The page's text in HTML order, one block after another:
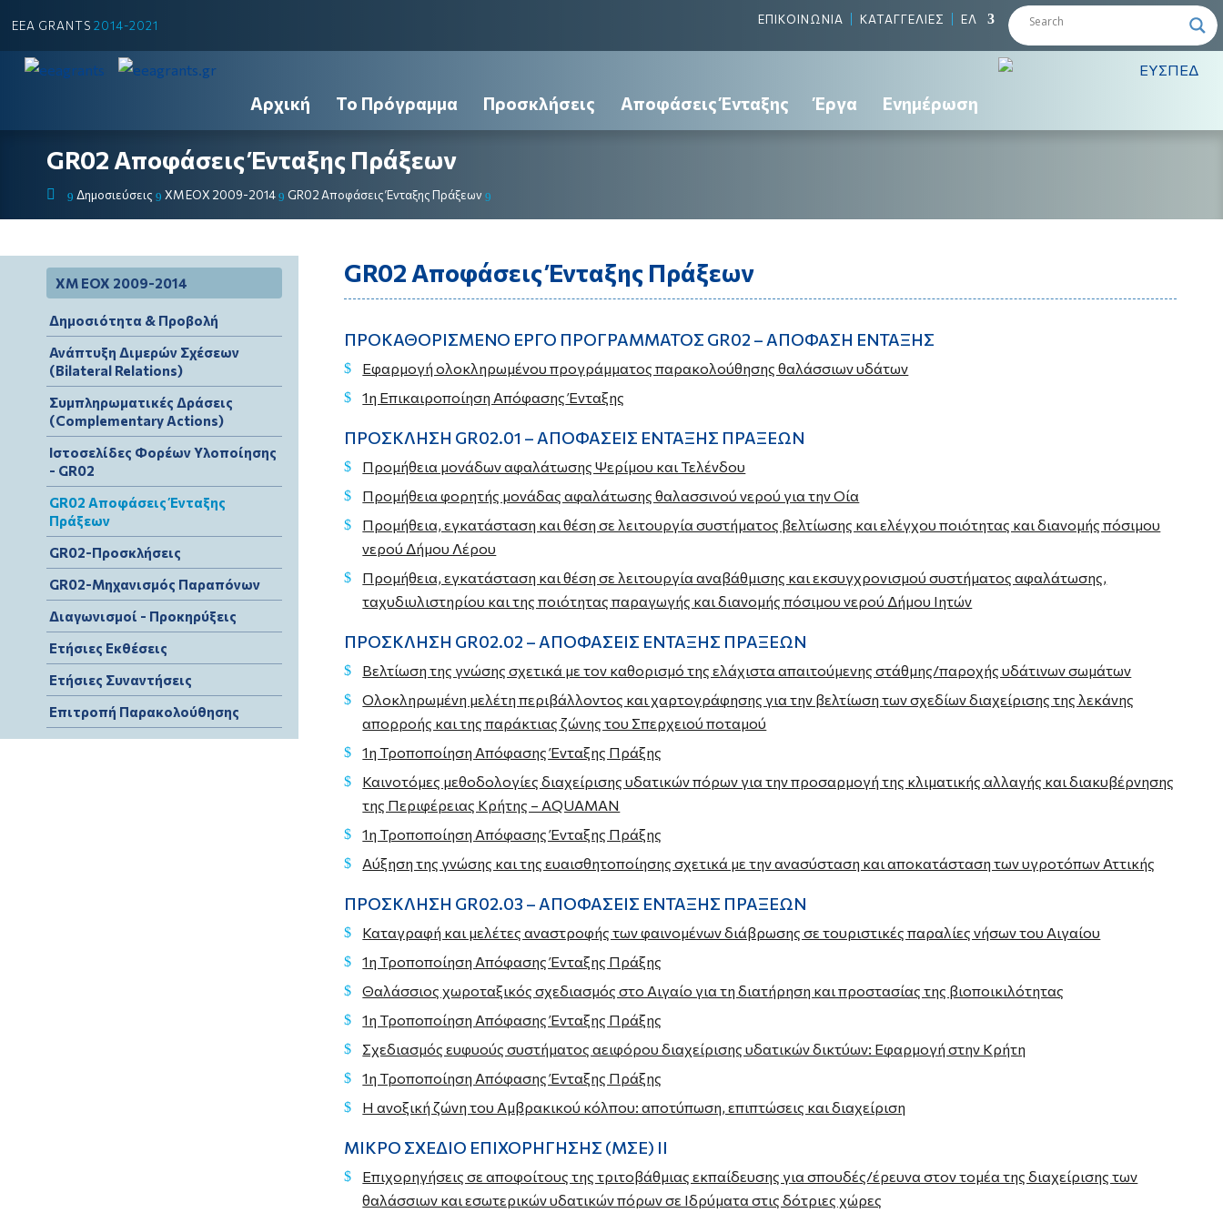
EEA GRANTS2014-2021 ΕΠΙΚΟΙΝΩΝΙΑ ΚΑΤΑΓΓΕΛΙΕΣ ΕΛ
Αρχική Το Πρόγραμμα Προσκλήσεις Αποφάσεις Ένταξης Έργα Ενημέρωση
GR02 Αποφάσεις Ένταξης Πράξεων
9 Δημοσιεύσεις 9 ΧΜ ΕΟΧ 2009-2014 9 GR02 Αποφάσεις Ένταξης Πράξεων 9
ΧΜ ΕΟΧ 2009-2014
Δημοσιότητα & Προβολή
Ανάπτυξη Διμερών Σχέσεων
(Bilateral Relations)
Συμπληρωματικές Δράσεις
(Complementary Actions)
Ιστοσελίδες Φορέων Υλοποίησης
- GR02
GR02 Αποφάσεις Ένταξης
Πράξεων
GR02-Προσκλήσεις
GR02-Μηχανισμός Παραπόνων
Διαγωνισμοί - Προκηρύξεις
Ετήσιες Εκθέσεις
Ετήσιες Συναντήσεις
Επιτροπή Παρακολούθησης
GR02 Αποφάσεις Ένταξης Πράξεων
ΠΡΟΚΑΘΟΡΙΣΜΕΝΟ ΕΡΓΟ ΠΡΟΓΡΑΜΜΑΤΟΣ GR02 – ΑΠΟΦΑΣΗ ΕΝΤΑΞΗΣ
Εφαρμογή ολοκληρωμένου προγράμματος παρακολούθησης θαλάσσιων υδάτων
1η Επικαιροποίηση ΑπόφασηςΈνταξης
ΠΡΟΣΚΛΗΣΗ GR02.01 – ΑΠΟΦΑΣΕΙΣ ΕΝΤΑΞΗΣ ΠΡΑΞΕΩΝ
Προμήθεια μονάδων αφαλάτωσης Ψερίμου και Τελένδου
Προμήθεια φορητής μονάδας αφαλάτωσης θαλασσινού νερού για την Οία
Προμήθεια, εγκατάσταση και θέση σε λειτουργία συστήματος βελτίωσης και ελέγχου ποιότητας και διανομής πόσιμου
νερού Δήμου Λέρου
Προμήθεια, εγκατάσταση και θέση σε λειτουργία αναβάθμισης και εκσυγχρονισμού συστήματος αφαλάτωσης,
ταχυδιυλιστηρίου και της ποιότητας παραγωγής και διανομής πόσιμου νερού Δήμου Ιητών
ΠΡΟΣΚΛΗΣΗ GR02.02 – ΑΠΟΦΑΣΕΙΣ ΕΝΤΑΞΗΣ ΠΡΑΞΕΩΝ
Βελτίωση της γνώσης σχετικά με τον καθορισμό της ελάχιστα απαιτούμενης στάθμης/παροχής υδάτινων σωμάτων
Ολοκληρωμένη μελέτη περιβάλλοντος και χαρτογράφησης για την βελτίωση των σχεδίων διαχείρισης της λεκάνης
απορροής και της παράκτιας ζώνης του Σπερχειού ποταμού
1η Τροποποίηση Απόφασης Ένταξης Πράξης
Καινοτόμες μεθοδολογίες διαχείρισης υδατικών πόρων για την προσαρμογή της κλιματικής αλλαγής και διακυβέρνησης
της Περιφέρειας Κρήτης – AQUAMAN
1η Τροποποίηση Απόφασης Ένταξης Πράξης
Αύξηση της γνώσης και της ευαισθητοποίησης σχετικά με την ανασύσταση και αποκατάσταση των υγροτόπων Αττικής
ΠΡΟΣΚΛΗΣΗ GR02.03 – ΑΠΟΦΑΣΕΙΣ ΕΝΤΑΞΗΣ ΠΡΑΞΕΩΝ
Καταγραφή και μελέτες αναστροφής των φαινομένων διάβρωσης σε τουριστικές παραλίες νήσων του Αιγαίου
1η Τροποποίηση Απόφασης Ένταξης Πράξης
Θαλάσσιος χωροταξικός σχεδιασμός στο Αιγαίο για τη διατήρηση και προστασίας της βιοποικιλότητας
1η Τροποποίηση Απόφασης Ένταξης Πράξης
Σχεδιασμός ευφυούς συστήματος αειφόρου διαχείρισης υδατικών δικτύων: Εφαρμογή στην Κρήτη
1η Τροποποίηση Απόφασης Ένταξης Πράξης
Η ανοξική ζώνη του Αμβρακικού κόλπου: αποτύπωση, επιπτώσεις και διαχείριση
ΜΙΚΡΟ ΣΧΕΔΙΟ ΕΠΙΧΟΡΗΓΗΣΗΣ (ΜΣΕ) ΙΙ
Επιχορηγήσεις σε αποφοίτους της τριτοβάθμιας εκπαίδευσης για σπουδές/έρευνα στον τομέα της διαχείρισης των
θαλάσσιων και εσωτερικών υδατικών πόρων σε Ιδρύματα στις δότριες χώρες